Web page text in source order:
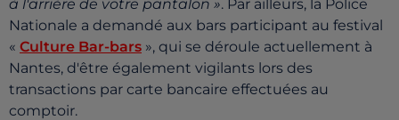
à l'arrière de votre pantalon ». Par ailleurs, la Police
Nationale a demandé aux bars participant au festival
« Culture Bar-bars », qui se déroule actuellement à
Nantes, d'être également vigilants lors des
transactions par carte bancaire effectuées au
comptoir.